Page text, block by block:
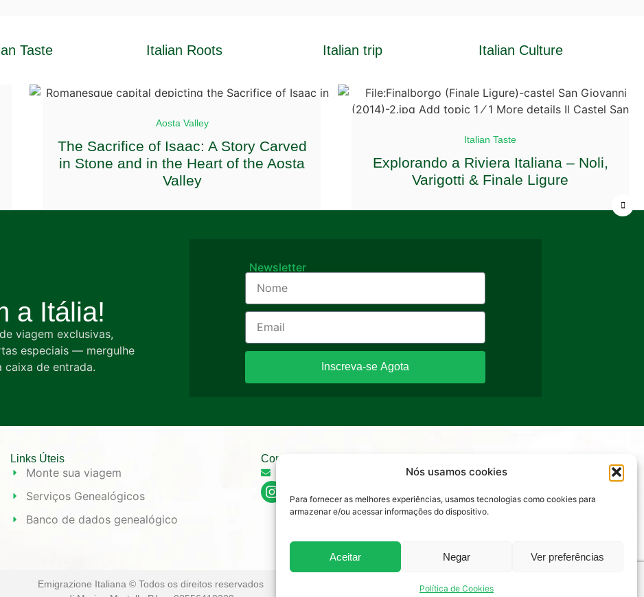
Nós usamos cookies
Para fornecer as melhores experiências, usamos tecnologias como cookies para
armazenar e/ou acessar informações do dispositivo.
Aceitar Negar Ver preferências
Política de Cookies
Taste Italian Roots Italian trip Italian Culture
Aosta Valley
The Sacrifice of Isaac: A Story Carved
in Stone and in the Heart of the Aosta
Valley
Italian Taste
Explorando a Riviera Italiana – Noli,
Varigotti & Finale Ligure
a Itália!
viagem exclusivas,
especiais — mergulhe
caixa de entrada.
Newsletter
Inscreva-se Agota
Links Úteis
Monte sua viagem
Serviços Genealógicos
Banco de dados genealógico
Contato
Info@emigrazioneitaliana.com
Emigrazione Italiana © Todos os direitos reservados